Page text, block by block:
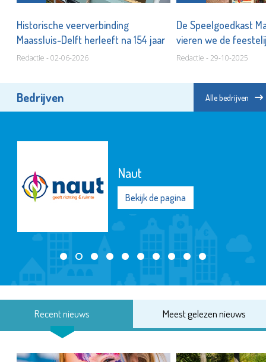
Historische veerverbinding
Maassluis-Delft herleeft na 154 jaar
Redactie - 02-06-2026
De Speelgoedkast
vieren we de
Redactie - 29-10-2025
Bedrijven Alle bedrijven
Naut
Bekijk de pagina
Recent nieuws Meest gelezen nieuws